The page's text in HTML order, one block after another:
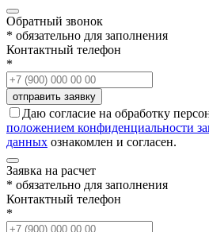
Обратный звонок
* обязательно для заполнения
Контактный телефон
*
Даю согласие на обработку
положением конфиденциальности
данных ознакомлен и согласен.
Заявка на расчет
* обязательно для заполнения
Контактный телефон
*